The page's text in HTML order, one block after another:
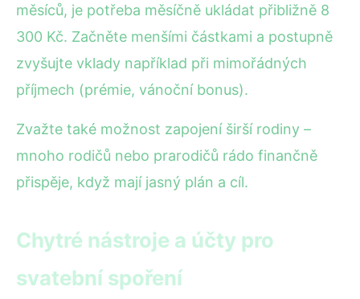
měsíců, je potřeba měsíčně ukládat přibližně 8
300 Kč. Začněte menšími částkami a postupně
zvyšujte vklady například při mimořádných
příjmech (prémie, vánoční bonus).
Zvažte také možnost zapojení širší rodiny –
mnoho rodičů nebo prarodičů rádo finančně
přispěje, když mají jasný plán a cíl.
Chytré nástroje a účty pro
svatební spoření